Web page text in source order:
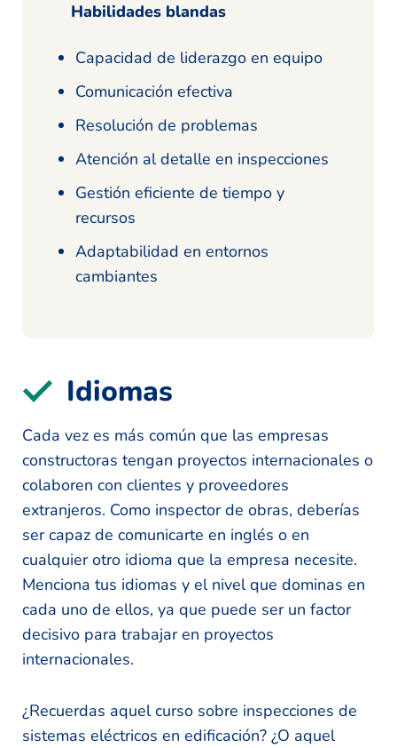
Habilidades blandas
Capacidad de liderazgo en equipo
Comunicación efectiva
Resolución de problemas
Atención al detalle en inspecciones
Gestión eficiente de tiempo y
recursos
Adaptabilidad en entornos
cambiantes
Idiomas
Cada vez es más común que las empresas
constructoras tengan proyectos internacionales o
colaboren con clientes y proveedores
extranjeros. Como inspector de obras, deberías
ser capaz de comunicarte en inglés o en
cualquier otro idioma que la empresa necesite.
Menciona tus idiomas y el nivel que dominas en
cada uno de ellos, ya que puede ser un factor
decisivo para trabajar en proyectos
internacionales.
¿Recuerdas aquel curso sobre inspecciones de
sistemas eléctricos en edificación? ¿O aquel